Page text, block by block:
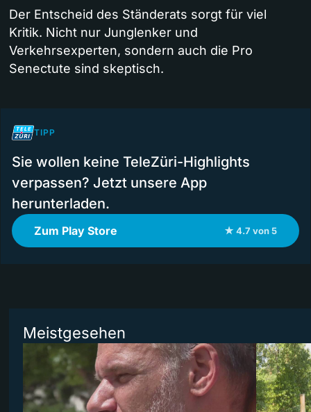
Der Entscheid des Ständerats sorgt für viel
Kritik. Nicht nur Junglenker und
Verkehrsexperten, sondern auch die Pro
Senectute sind skeptisch.
TIPP
Sie wollen keine TeleZüri-Highlights
verpassen? Jetzt unsere App
herunterladen.
Zum Play Store ★ 4.7 von 5
Meistgesehen